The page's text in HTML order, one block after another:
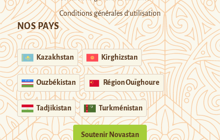
Conditions générales d’utilisation
NOS PAYS
Kazakhstan Kirghizstan
Ouzbékistan Région Ouïghoure
Tadjikistan Turkménistan
Soutenir Novastan